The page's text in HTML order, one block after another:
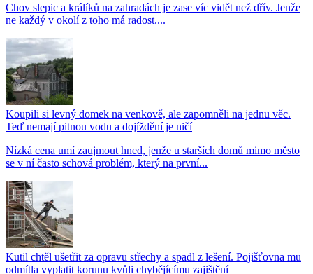
Chov slepic a králíků na zahradách je zase víc vidět než dřív. Jenže
ne každý v okolí z toho má radost....
Koupili si levný domek na venkově, ale zapomněli na jednu věc.
Teď nemají pitnou vodu a dojíždění je ničí
Nízká cena umí zaujmout hned, jenže u starších domů mimo město
se v ní často schová problém, který na první...
Kutil chtěl ušetřit za opravu střechy a spadl z lešení. Pojišťovna mu
odmítla vyplatit korunu kvůli chybějícímu zajištění